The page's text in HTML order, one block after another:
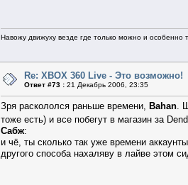
Навожу движуху везде где только можно и особенно
Re: XBOX 360 Live - Это возможно!
Ответ #73 : 21 Декабрь 2006, 23:35
Зря раскололся раньше времени, Bahan.
тоже есть) и все побегут в магазин за
Сабж:
и чё, ты сколько так уже времени
другого способа нахаляву в лайве этом